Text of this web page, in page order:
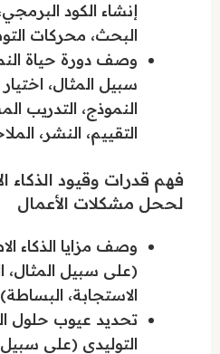
إنشاء الكود
البحث، محركات
وصف دورة حياة
سبيل المثال، اختيار
النموذج، التدريب
التقييم، النشر،
فهم قدرات وقيود الذكاء
لححل مشكلات الأعمال
وصف مزايا الذكاء
(على سبيل المثال،
الاستجابة، البساطة)
تحديد عيوب حلول
التوليدي (على سبيل